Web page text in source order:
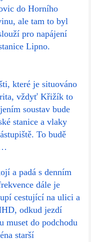
do Horního
ale tam to byl
pro napájení
Lipno.
které je situováno
vždyť Křižík to
soustav bude
stanice a vlaky
To budě
a padá s denním
dále je
cestující na ulici a
odkud jezdí
muset do podchodu
starší